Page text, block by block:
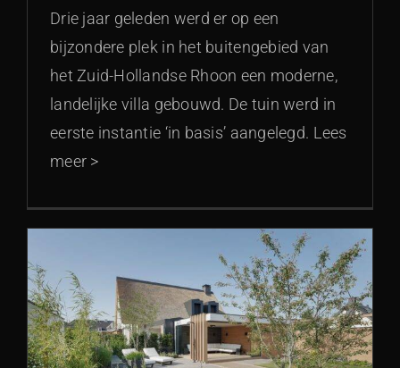
Drie jaar geleden werd er op een
bijzondere plek in het buitengebied van
het Zuid-Hollandse Rhoon een moderne,
landelijke villa gebouwd. De tuin werd in
eerste instantie ‘in basis’ aangelegd. Lees
meer >